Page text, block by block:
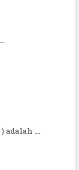
) adalah ....